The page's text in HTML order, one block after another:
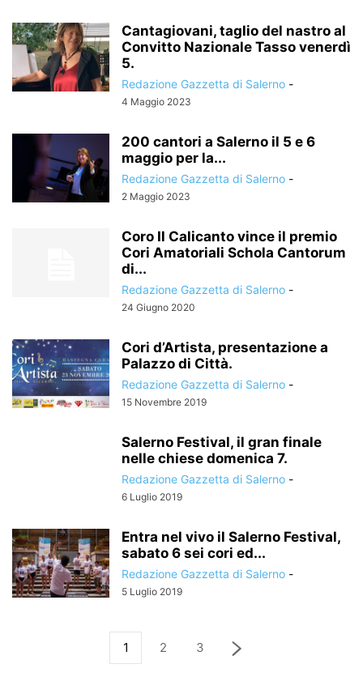
Cantagiovani, taglio del nastro al
Convitto Nazionale Tasso venerdì
5.
Redazione Gazzetta di Salerno -
4 Maggio 2023
200 cantori a Salerno il 5 e 6
maggio per la...
Redazione Gazzetta di Salerno -
2 Maggio 2023
Coro Il Calicanto vince il premio
Cori Amatoriali Schola Cantorum
di...
Redazione Gazzetta di Salerno -
24 Giugno 2020
Cori d’Artista, presentazione a
Palazzo di Città.
Redazione Gazzetta di Salerno -
15 Novembre 2019
Salerno Festival, il gran finale
nelle chiese domenica 7.
Redazione Gazzetta di Salerno -
6 Luglio 2019
Entra nel vivo il Salerno Festival,
sabato 6 sei cori ed...
Redazione Gazzetta di Salerno -
5 Luglio 2019
1 2 3